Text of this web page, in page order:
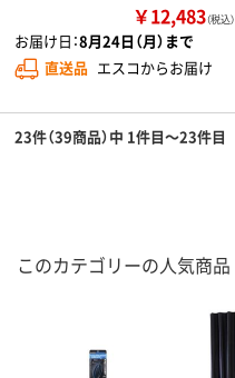
￥12,483（税込）
お届け日：8月24日（月）まで
直送品 エスコからお届け
23件（39商品）中 1件目～23件目
このカテゴリーの人気商品